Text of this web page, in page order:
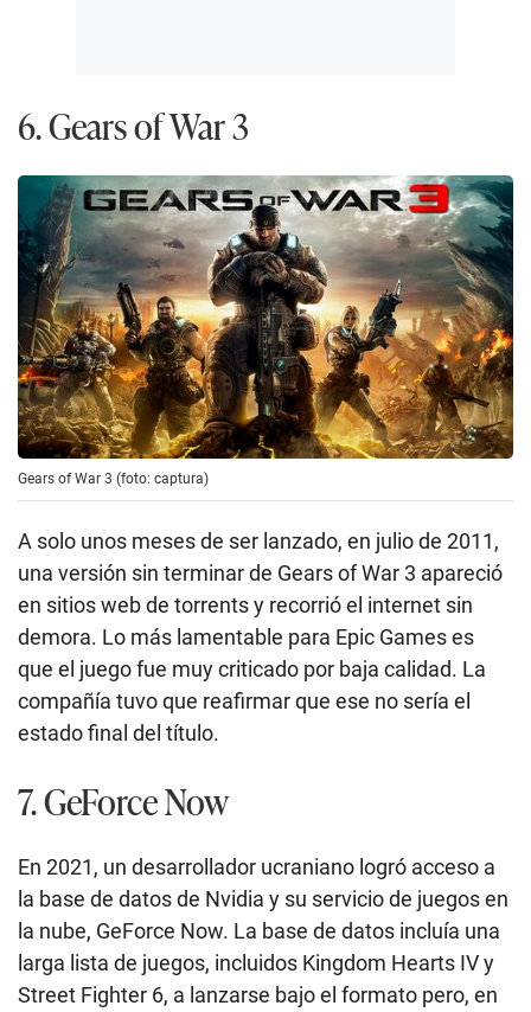
6. Gears of War 3
Gears of War 3 (foto: captura)
A solo unos meses de ser lanzado, en julio de 2011,
una versión sin terminar de Gears of War 3 apareció
en sitios web de torrents y recorrió el internet sin
demora. Lo más lamentable para Epic Games es
que el juego fue muy criticado por baja calidad. La
compañía tuvo que reafirmar que ese no sería el
estado final del título.
7. GeForce Now
En 2021, un desarrollador ucraniano logró acceso a
la base de datos de Nvidia y su servicio de juegos en
la nube, GeForce Now. La base de datos incluía una
larga lista de juegos, incluidos Kingdom Hearts IV y
Street Fighter 6, a lanzarse bajo el formato pero, en